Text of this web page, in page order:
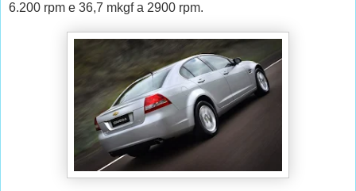
6.200 rpm e 36,7 mkgf a 2900 rpm.